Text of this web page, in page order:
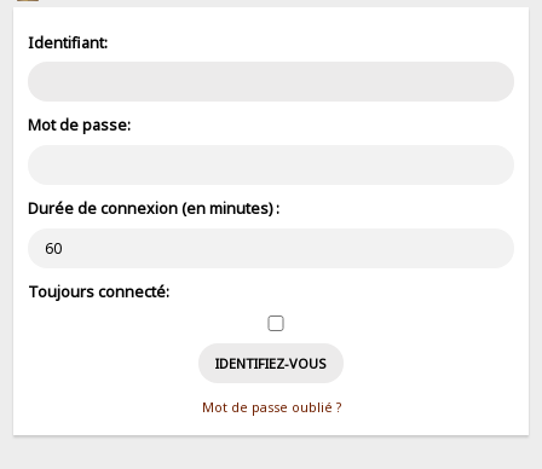
Identifiant:
Mot de passe:
Durée de connexion (en minutes) :
Toujours connecté:
Mot de passe oublié ?